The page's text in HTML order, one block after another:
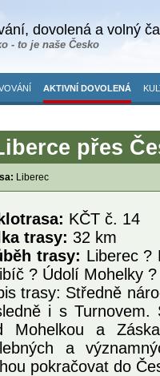
dovolená a volný
- to je naše Česko
AKTIVNÍ DOVOLENÁ
přes
Liberec
KČT č. 14
trasy: 32 km
trasy: Liberec ?
? Údolí Mohelky
trasy: Středně
i s
Mohelkou a
a
pokračovat do